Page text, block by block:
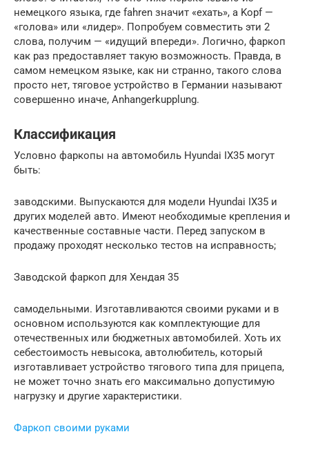
немецкого языка, где fahren значит «ехать», а Kopf —
«голова» или «лидер». Попробуем совместить эти 2
слова, получим — «идущий впереди». Логично, фаркоп
как раз предоставляет такую возможность. Правда, в
самом немецком языке, как ни странно, такого слова
просто нет, тяговое устройство в Германии называют
совершенно иначе, Anhangerkupplung.
Классификация
Условно фаркопы на автомобиль Нyundai ІХ35 могут
быть:
заводскими. Выпускаются для модели Нyundai ІХ35 и
других моделей авто. Имеют необходимые крепления и
качественные составные части. Перед запуском в
продажу проходят несколько тестов на исправность;
Заводской фаркоп для Хендая 35
самодельными. Изготавливаются своими руками и в
основном используются как комплектующие для
отечественных или бюджетных автомобилей. Хоть их
себестоимость невысока, автолюбитель, который
изготавливает устройство тягового типа для прицепа,
не может точно знать его максимально допустимую
нагрузку и другие характеристики.
Фаркоп своими руками